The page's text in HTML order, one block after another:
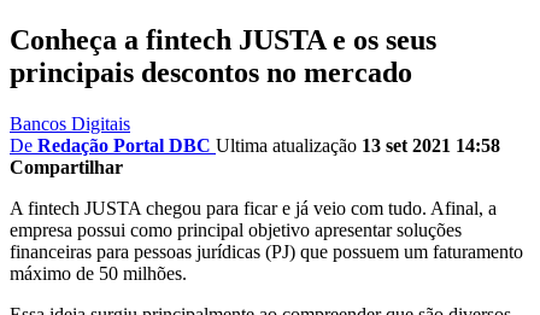
Conheça a fintech JUSTA e os seus
principais descontos no mercado
Bancos Digitais
De Redação Portal DBC Ultima atualização 13 set 2021 14:58
Compartilhar
A fintech JUSTA chegou para ficar e já veio com tudo. Afinal, a
empresa possui como principal objetivo apresentar soluções
financeiras para pessoas jurídicas (PJ) que possuem um faturamento
máximo de 50 milhões.